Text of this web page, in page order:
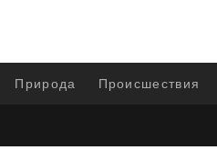
Природа Происшествия